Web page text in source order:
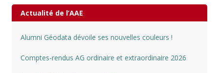
Actualité de l’AAE
Alumni Géodata dévoile ses nouvelles couleurs !
Comptes-rendus AG ordinaire et extraordinaire 2026